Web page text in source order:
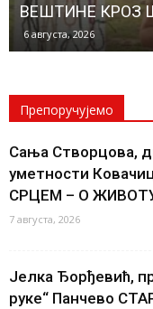
ВЕШТИНЕ КРОЗ
6 августа, 2026
Препоручујемо
Сања Створцова,
уметности
СРЦЕМ – О
7 августа, 2026
Јелка Ђорђевић,
руке“ Панчево